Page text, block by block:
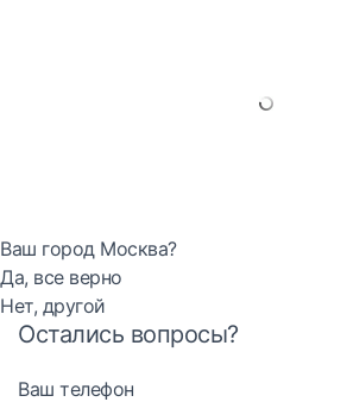
Ваш город Москва?
Да, все верно
Нет, другой
Остались вопросы?
Ваш телефон